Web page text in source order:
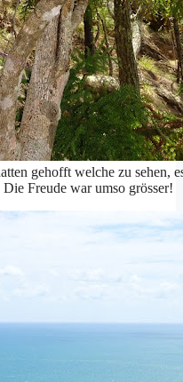
gehofft welche zu sehen,
Freude war umso grösser!